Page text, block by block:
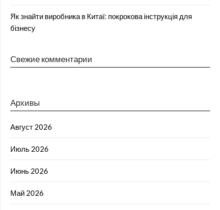
Як знайти виробника в Китаї: покрокова інструкція для
бізнесу
Свежие комментарии
Архивы
Август 2026
Июль 2026
Июнь 2026
Май 2026